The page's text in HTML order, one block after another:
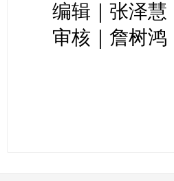
编辑｜张泽慧
审核｜詹树鸿